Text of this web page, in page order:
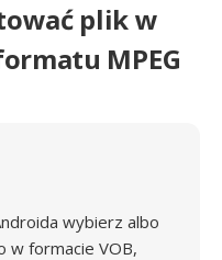
plik w
MPEG
wybierz albo
w formacie VOB,